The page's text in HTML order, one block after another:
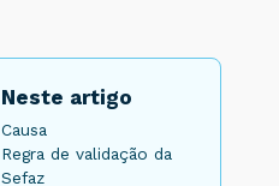
Neste artigo
Causa
Regra de validação da
Sefaz